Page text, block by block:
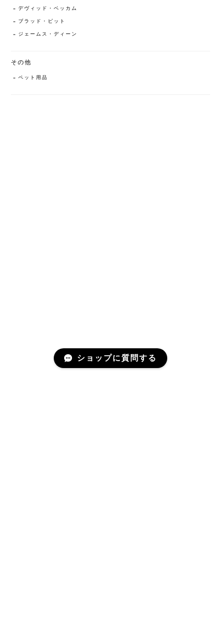
デヴィッド・ベッカム
ブラッド・ピット
ジェームス・ディーン
その他
ペット用品
ショップに質問する